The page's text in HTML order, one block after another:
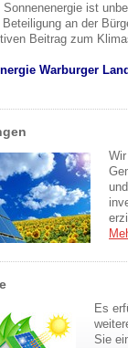
ist
Beteiligung an der
Beitrag zum
Warburger
Es
Sie